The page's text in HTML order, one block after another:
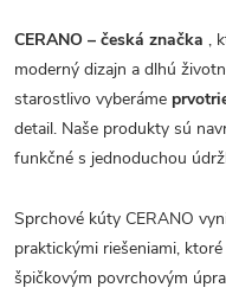
CERANO – česká značka ,
moderný dizajn a dlhú
starostlivo vyberáme
detail. Naše produkty sú
funkčné s jednoduchou
Sprchové kúty CERANO
praktickými riešeniami,
špičkovým povrchovým